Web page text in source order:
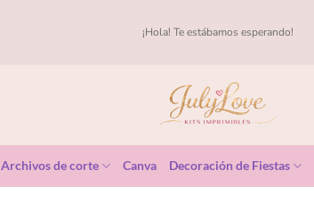
¡Hola! Te estábamos esperando!
Archivos de corte Canva Decoración de Fiestas